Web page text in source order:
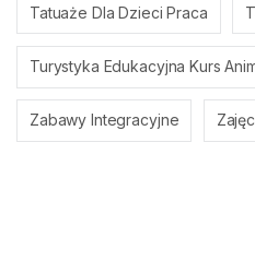
Tatuaże Dla Dzieci Praca
Turystyka Edukacyjna Kurs
Zabawy Integracyjne